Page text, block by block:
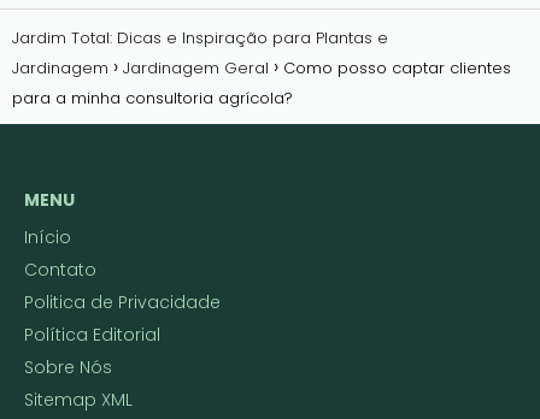
Jardim Total: Dicas e Inspiração para Plantas e
Jardinagem
Jardinagem Geral
Como posso captar clientes
para a minha consultoria agrícola?
MENU
Início
Contato
Politica de Privacidade
Política Editorial
Sobre Nós
Sitemap XML